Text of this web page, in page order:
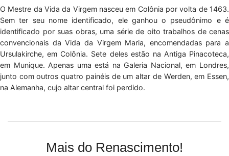
O Mestre da Vida da Virgem nasceu em Colônia por volta de 1463.
Sem ter seu nome identificado, ele ganhou o pseudônimo e é
identificado por suas obras, uma série de oito trabalhos de cenas
convencionais da Vida da Virgem Maria, encomendadas para a
Ursulakirche, em Colônia. Sete deles estão na Antiga Pinacoteca,
em Munique. Apenas uma está na Galeria Nacional, em Londres,
junto com outros quatro painéis de um altar de Werden, em Essen,
na Alemanha, cujo altar central foi perdido.
Mais do Renascimento!